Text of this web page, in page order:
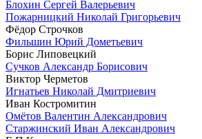
Блохин Сергей Валерьевич
Пожарницкий Николай Григорьевич
Фёдор Строчков
Фильшин Юрий Дометьевич
Борис Липовецкий
Сучков Александр Борисович
Виктор Черметов
Игнатьев Николай Дмитриевич
Иван Костромитин
Омётов Валентин Александрович
Старжинский Иван Александрович